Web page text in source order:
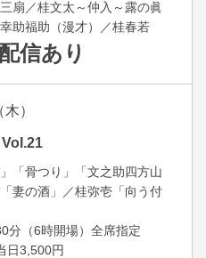
三扇／桂文太～仲入～露の眞
助福助（漫才）／桂春若
配信あり
木）
「骨つり」「文之助四方山
妻の酒」／桂弥壱「向う付
分（6時開場）全席指定
3,500円